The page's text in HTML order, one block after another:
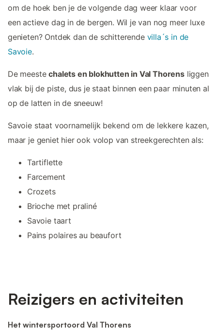
om de hoek ben je de volgende dag weer klaar voor
een actieve dag in de bergen. Wil je van nog meer luxe
genieten? Ontdek dan de schitterende villa´s in de
Savoie.
De meestechalets en blokhutten in Val Thorensliggen
vlak bij de piste, dus je staat binnen een paar minuten al
op de latten in de sneeuw!
Savoie staat voornamelijk bekend om de lekkere kazen,
maar je geniet hier ook volop van streekgerechten als:
Tartiflette
Farcement
Crozets
Brioche met praliné
Savoie taart
Pains polaires au beaufort
Reizigers en activiteiten
Het wintersportoord Val Thorens